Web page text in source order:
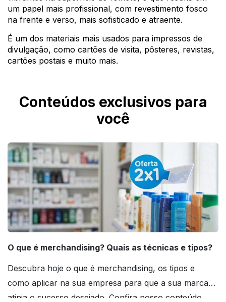
um papel mais profissional, com revestimento fosco
na frente e verso, mais sofisticado e atraente.
É um dos materiais mais usados para impressos de
divulgação, como cartões de visita, pôsteres, revistas,
cartões postais e muito mais.
Conteúdos exclusivos para
você
O que é merchandising? Quais as técnicas e tipos?
Descubra hoje o que é merchandising, os tipos e
como aplicar na sua empresa para que a sua marca
atinja o sucesso desejado. Confira nosso conteúdo